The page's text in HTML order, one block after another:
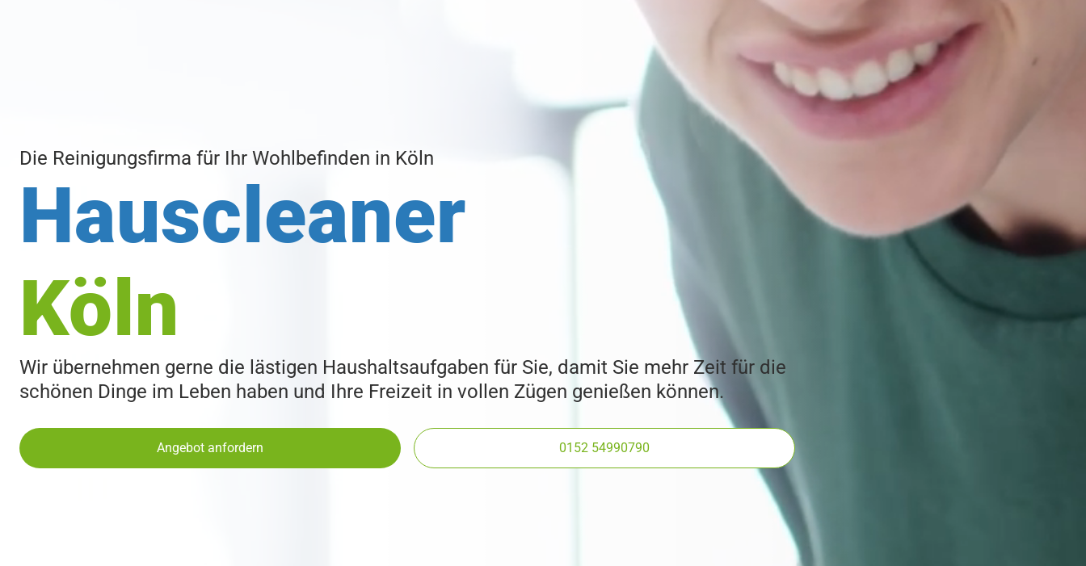
Die Reinigungsfirma für Ihr Wohlbefinden in Köln
Hauscleaner
Köln
Wir übernehmen gerne die lästigen Haushaltsaufgaben für Sie, damit Sie mehr Zeit für die
schönen Dinge im Leben haben und Ihre Freizeit in vollen Zügen genießen können.
Angebot anfordern 0152 54990790